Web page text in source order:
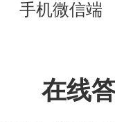
手机微信端
在线